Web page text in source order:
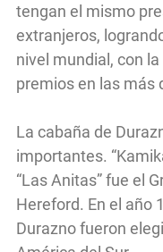
tengan el mismo
extranjeros,
nivel mundial, con
premios en las más
La cabaña de
importantes.
“Las Anitas” fue el
Hereford. En el año
Durazno fueron